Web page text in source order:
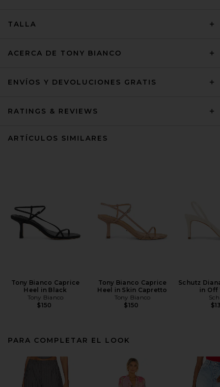
TALLA
ACERCA DE TONY BIANCO
ENVÍOS Y DEVOLUCIONES GRATIS
RATINGS & REVIEWS
ARTÍCULOS SIMILARES
Tony Bianco Caprice
Heel in Black
Tony Bianco
$150
Tony Bianco Caprice
Heel in Skin Capretto
Tony Bianco
$150
Schutz
in Off
PARA COMPLETAR EL LOOK